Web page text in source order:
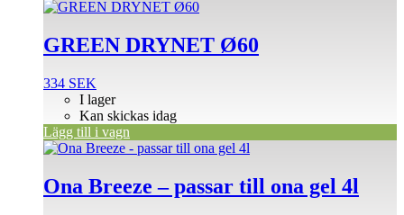
GREEN DRYNET Ø60
334 SEK
I lager
Kan skickas idag
Lägg till i vagn
Ona Breeze – passar till ona gel 4l